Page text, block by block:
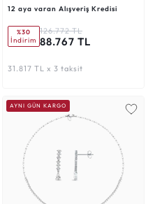
12 aya varan Alışveriş Kredisi
%30
İndirim
126.772 TL
88.767 TL
31.817 TL x 3 taksit
AYNI GÜN KARGO